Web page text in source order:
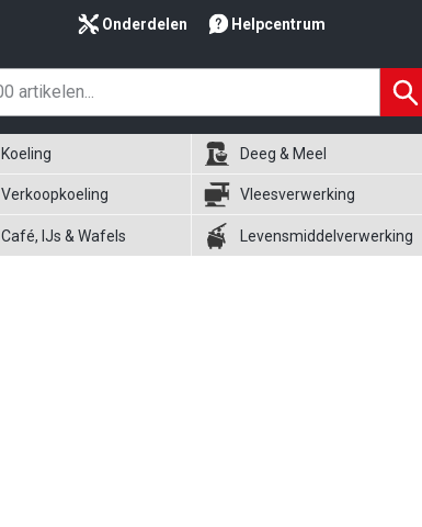
Onderdelen Helpcentrum
Koeling Deeg & Meel
Verkoopkoeling Vleesverwerking
Café, IJs & Wafels Levensmiddelverwerking